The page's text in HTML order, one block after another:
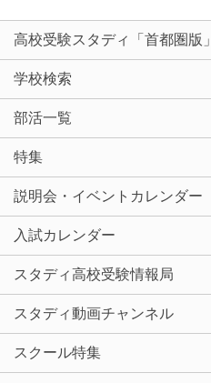
高校受験スタディ「首都圏版」
学校検索
部活一覧
特集
説明会・イベントカレンダー
入試カレンダー
スタディ高校受験情報局
スタディ動画チャンネル
スクール特集